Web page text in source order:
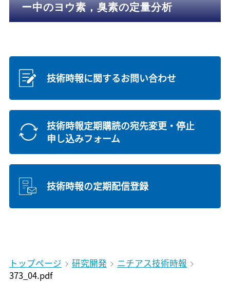
ー中のヨウ素，臭素の定量分析
技術時報に関するお問い合わせ
技術時報定期購読の宛先変更・停止
申し込みフォーム
技術時報の定期配信登録
トップページ 研究開発
ニチアス技術時報
373_04.pdf